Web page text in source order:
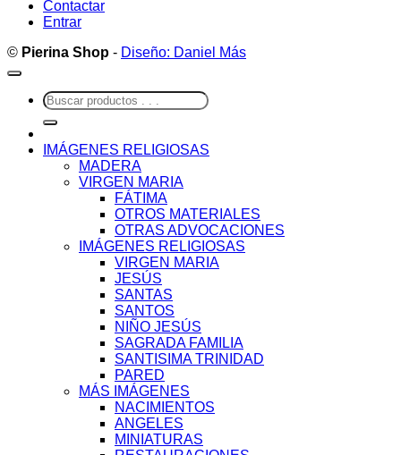
Contactar
Entrar
© Pierina Shop - Diseño: Daniel Más
Buscar
por:
IMÁGENES RELIGIOSAS
MADERA
VIRGEN MARIA
FÁTIMA
OTROS MATERIALES
OTRAS ADVOCACIONES
IMÁGENES RELIGIOSAS
VIRGEN MARIA
JESÚS
SANTAS
SANTOS
NIÑO JESÚS
SAGRADA FAMILIA
SANTISIMA TRINIDAD
PARED
MÁS IMÁGENES
NACIMIENTOS
ANGELES
MINIATURAS